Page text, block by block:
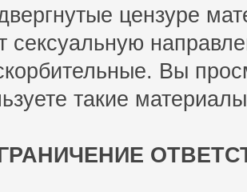
цензуре
сексуальную
Вы
такие